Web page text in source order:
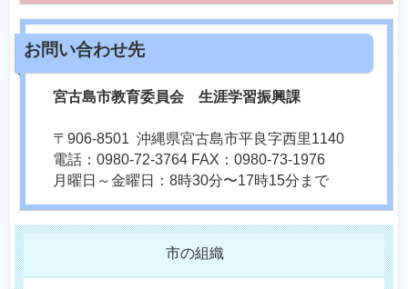
宮古島市教育委員会 生涯学習振興課
〒906-8501 沖縄県宮古島市平良字西里1140
電話：0980-72-3764 FAX：0980-73-1976
月曜日～金曜日：8時30分〜17時15分まで
市の組織